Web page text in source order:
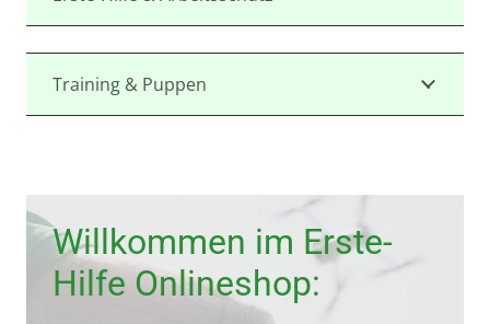
Training & Puppen
Willkommen im Erste-
Hilfe Onlineshop: